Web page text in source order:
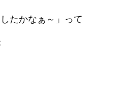
たかなぁ～」って